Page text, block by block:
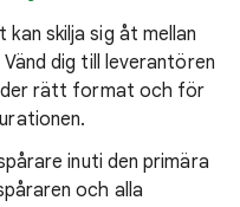
skilja sig åt mellan
dig till leverantören
rätt format och för
inuti den primära
och alla